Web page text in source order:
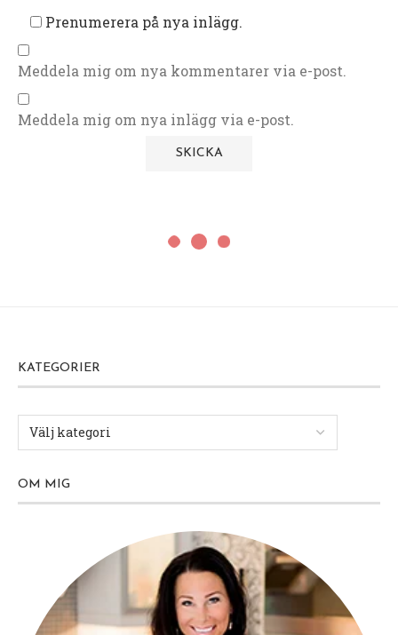
Prenumerera på nya inlägg.
Meddela mig om nya kommentarer via e-post.
Meddela mig om nya inlägg via e-post.
KATEGORIER
OM MIG